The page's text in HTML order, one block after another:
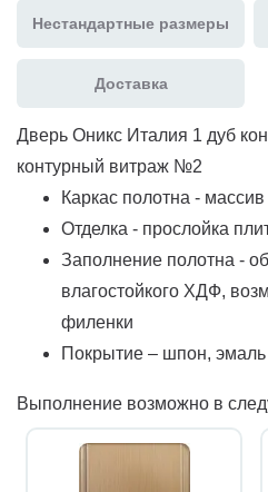
Нестандартные размеры
Доставка
Дверь Оникс Италия 1 дуб
контурный витраж №2
Каркас полотна -
Отделка - прослойка
Заполнение полотна -
влагостойкого ХДФ,
филенки
Покрытие – шпон, эмаль
Выполнение возможно в